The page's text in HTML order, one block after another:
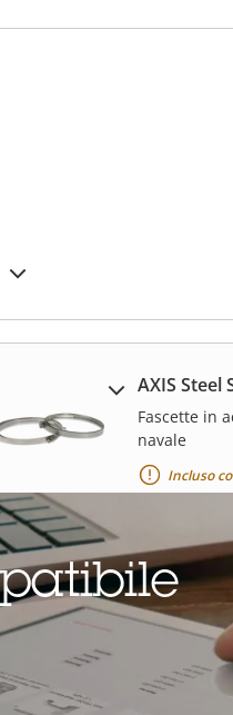
AXIS Steel
Fascette in
navale
Incluso
AXIS
Kit a
montaggio